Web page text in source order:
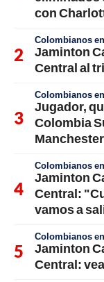
con
Colombianos
Jaminton
Central al
Colombianos
Jugador,
Colombia
Colombianos
Jaminton
Central:
vamos a
Colombianos
Jaminton
Central: